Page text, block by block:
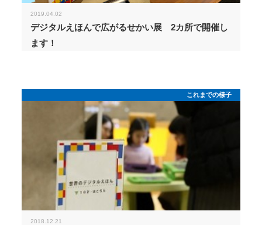
2019.04.02
デジタルえほんで広がるせかい展 2カ所で開催し
ます！
これまでの様子
2018.12.21